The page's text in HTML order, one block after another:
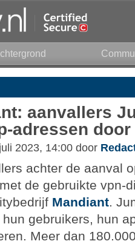
aanvallers
adressen
2023, 14:00 door
achter de aanval
de gebruikte vpn-
Mandiant.
gebruikers, hun
Meer dan